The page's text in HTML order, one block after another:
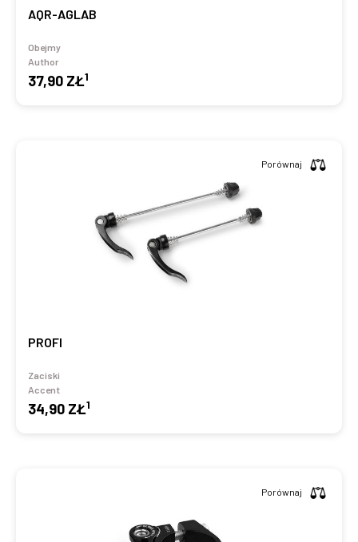
AQR-AGLAB
Obejmy
Author
37,90 ZŁ1
PROFI
Zaciski
Accent
34,90 ZŁ1
Porównaj
Porównaj